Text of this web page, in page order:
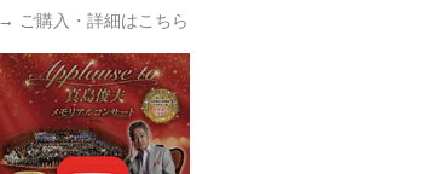
→ ご購入・詳細はこちら